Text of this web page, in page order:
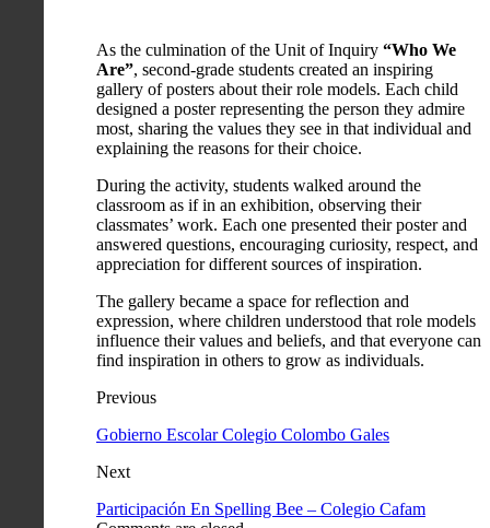
As the culmination of the Unit of Inquiry “Who We
Are”, second-grade students created an inspiring
gallery of posters about their role models. Each child
designed a poster representing the person they admire
most, sharing the values they see in that individual and
explaining the reasons for their choice.
During the activity, students walked around the
classroom as if in an exhibition, observing their
classmates’ work. Each one presented their poster and
answered questions, encouraging curiosity, respect, and
appreciation for different sources of inspiration.
The gallery became a space for reflection and
expression, where children understood that role models
influence their values and beliefs, and that everyone can
find inspiration in others to grow as individuals.
Previous
Gobierno Escolar Colegio Colombo Gales
Next
Participación En Spelling Bee – Colegio Cafam